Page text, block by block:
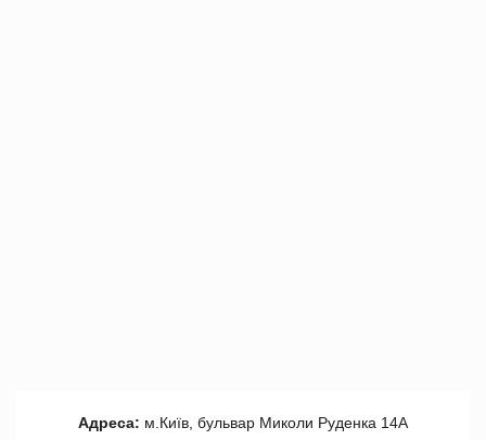
Адреса: м.Київ, бульвар Миколи Руденка 14А